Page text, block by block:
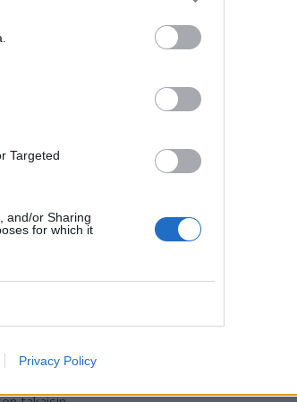
Targeted
and/or Sharing
for which it
Privacy Policy
jäi lopulta
voittoa, 6
ja
Teemu
Pukki ei
etsivät
Pukista.
ratkaisuottelut kertovat,
realistista unelmoida
Suomi-
TV:stä
tässä
niin
Miten